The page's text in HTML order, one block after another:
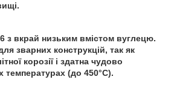
з вкрай низьким вмістом вуглецю.
зварних конструкцій, так як
корозії і здатна чудово
температурах (до 450°С).